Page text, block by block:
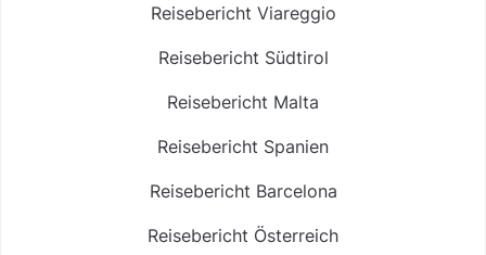
Reisebericht Viareggio
Reisebericht Südtirol
Reisebericht Malta
Reisebericht Spanien
Reisebericht Barcelona
Reisebericht Österreich